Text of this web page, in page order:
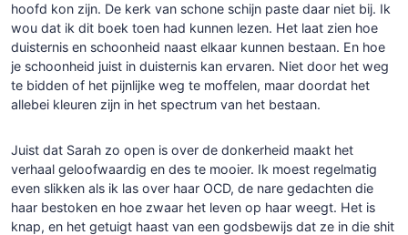
hoofd kon zijn. De kerk van schone schijn paste daar niet bij. Ik
wou dat ik dit boek toen had kunnen lezen. Het laat zien hoe
duisternis en schoonheid naast elkaar kunnen bestaan. En hoe
je schoonheid juist in duisternis kan ervaren. Niet door het weg
te bidden of het pijnlijke weg te moffelen, maar doordat het
allebei kleuren zijn in het spectrum van het bestaan.
Juist dat Sarah zo open is over de donkerheid maakt het
verhaal geloofwaardig en des te mooier. Ik moest regelmatig
even slikken als ik las over haar OCD, de nare gedachten die
haar bestoken en hoe zwaar het leven op haar weegt. Het is
knap, en het getuigt haast van een godsbewijs dat ze in die shit